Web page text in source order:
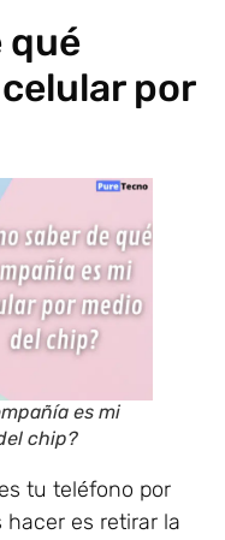
qué
por
es mi
chip?
tu teléfono por
hacer es retirar la